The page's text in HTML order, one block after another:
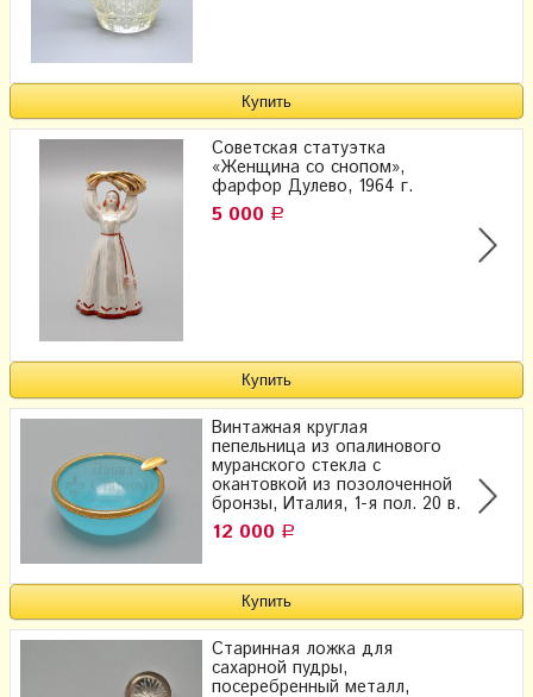
Советская статуэтка
«Женщина со снопом»,
фарфор Дулево, 1964 г.
5 000 Р
Винтажная круглая
пепельница из опалинового
муранского стекла с
окантовкой из позолоченной
бронзы, Италия, 1-я пол. 20 в.
12 000 Р
Старинная ложка для
сахарной пудры,
посеребренный металл,